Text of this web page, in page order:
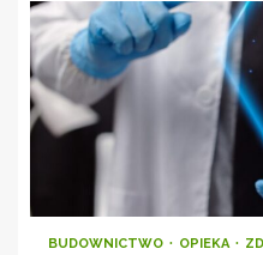
BUDOWNICTWO OPIEKA